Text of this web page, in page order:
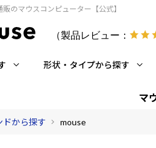
のマウスコンピューター【公式】
（製品レビュー：
形状・タイプから探す
マ
ドから探す mouse